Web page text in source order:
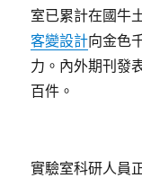
室已累計在國牛
客變設計向金色
力。內外期刊發
百件。
實驗室科研人員